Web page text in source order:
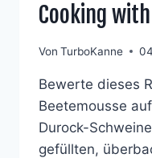
Cooking
Von TurboKanne
Bewerte dieses
Beetemousse
Durock-
gefüllten,